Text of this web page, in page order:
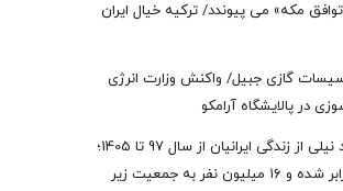
مکه» می پیوندد/ ترکیه خیال ایران
گازی جبیل/ واکنش وزارت انرژی
روایت آماری مسعود نیلی از زندگی ایرانیان از سال 97 تا 1405؛
نرخ ارز، تقریبا ۵۰ برابر شده و ۱۶‌ میلیون نفر به جمعیت زیر